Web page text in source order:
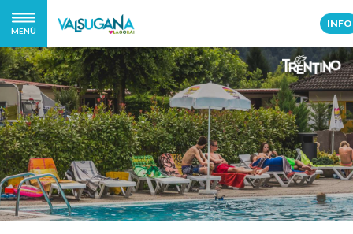
MENÙ
INFO